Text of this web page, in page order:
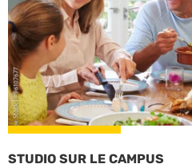
STUDIO SUR LE CAMPUS